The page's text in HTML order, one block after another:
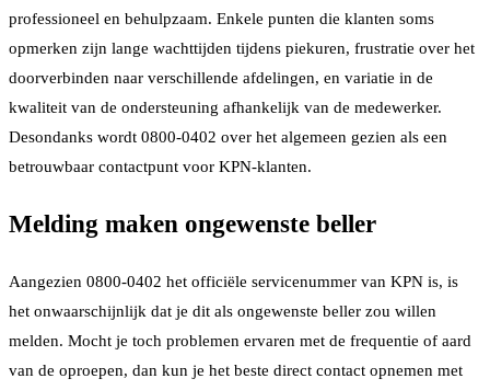
professioneel en behulpzaam. Enkele punten die klanten soms
opmerken zijn lange wachttijden tijdens piekuren, frustratie over het
doorverbinden naar verschillende afdelingen, en variatie in de
kwaliteit van de ondersteuning afhankelijk van de medewerker.
Desondanks wordt 0800-0402 over het algemeen gezien als een
betrouwbaar contactpunt voor KPN-klanten.
Melding maken ongewenste beller
Aangezien 0800-0402 het officiële servicenummer van KPN is, is
het onwaarschijnlijk dat je dit als ongewenste beller zou willen
melden. Mocht je toch problemen ervaren met de frequentie of aard
van de oproepen, dan kun je het beste direct contact opnemen met